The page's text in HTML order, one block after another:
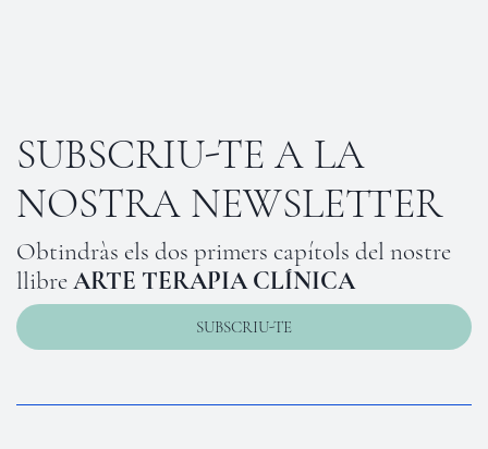
SUBSCRIU-TE A LA
NOSTRA NEWSLETTER
Obtindràs els dos primers capítols del nostre
llibreARTE TERAPIA CLÍNICA
SUBSCRIU-TE